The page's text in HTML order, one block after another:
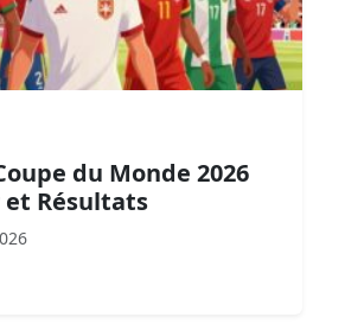
du Monde 2026
Résultats